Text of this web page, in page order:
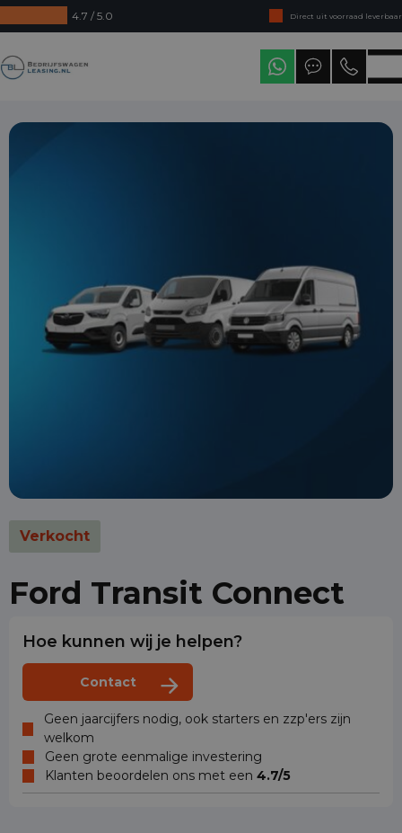
4.7 / 5.0
Direct uit voorraad leverbaar
Levering in heel Nederland
Verkocht
Ford Transit Connect
Hoe kunnen wij je helpen?
Contact
Geen jaarcijfers nodig, ook starters en zzp'ers zijn
welkom
Geen grote eenmalige investering
Klanten beoordelen ons met een 4.7/5